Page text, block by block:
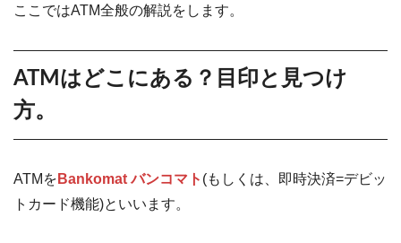
ここではATM全般の解説をします。
ATMはどこにある？目印と見つけ
方。
ATMを Bankomat バンコマト (もしくは、即時決済=デビッ
トカード機能)といいます。